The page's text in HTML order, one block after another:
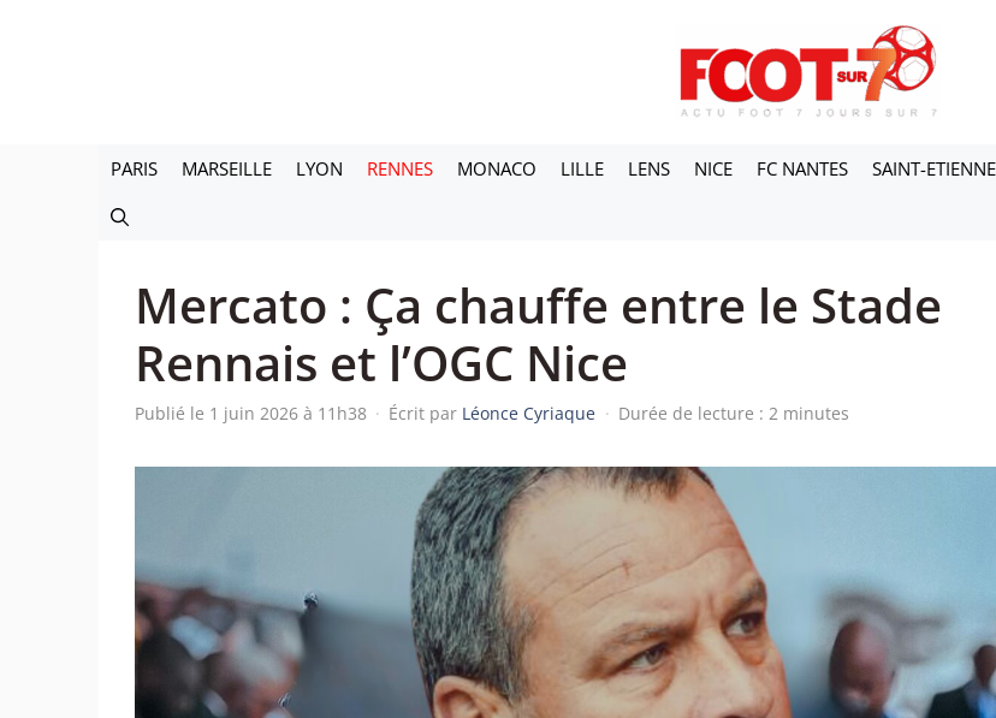
PARIS MARSEILLE LYON RENNES MONACO LILLE LENS NICE FC NANTES SAINT-ETIENNE
Mercato : Ça chauffe entre le Stade
Rennais et l’OGC Nice
Publié le 1 juin 2026 à 11h38 · Écrit par Léonce Cyriaque · Durée de lecture : 2 minutes